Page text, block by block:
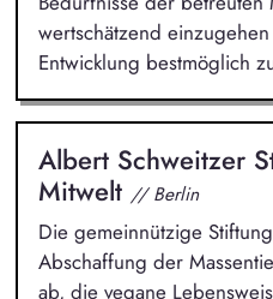
wertschätzend
Entwicklung bestmöglich
Albert Schweitzer
Mitwelt // Berlin
Die gemeinnützige
Abschaffung der
ab, die vegane